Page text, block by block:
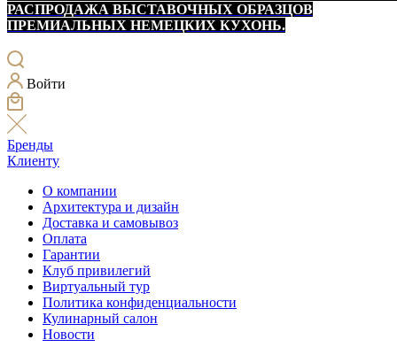
РАСПРОДАЖА ВЫСТАВОЧНЫХ ОБРАЗЦОВ
ПРЕМИАЛЬНЫХ НЕМЕЦКИХ КУХОНЬ.
Войти
Бренды
Клиенту
О компании
Архитектура и дизайн
Доставка и самовывоз
Оплата
Гарантии
Клуб привилегий
Виртуальный тур
Политика конфиденциальности
Кулинарный салон
Новости